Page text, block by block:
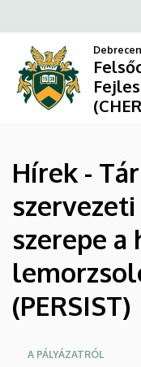
Társadalmi
tényezők
szerepe
hallgatói
(PERSIST)
a
tartalomra
Hírek -
szerepe
(PERSIST)
Oldalmenü
A PÁLYÁZATRÓL